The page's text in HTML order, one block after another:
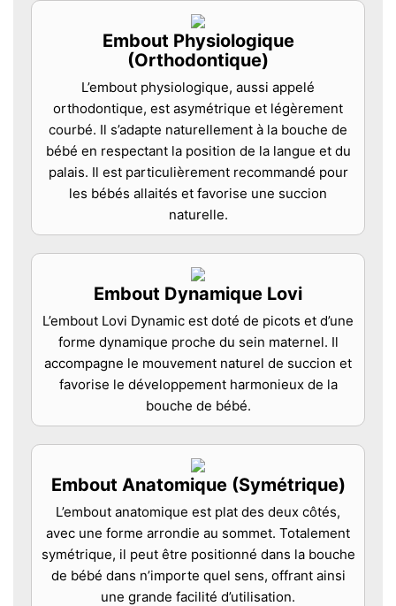
Embout Physiologique
(Orthodontique)
L’embout physiologique, aussi appelé
orthodontique, est asymétrique et légèrement
courbé. Il s’adapte naturellement à la bouche de
bébé en respectant la position de la langue et du
palais. Il est particulièrement recommandé pour
les bébés allaités et favorise une succion
naturelle.
Embout Dynamique Lovi
L’embout Lovi Dynamic est doté de picots et d’une
forme dynamique proche du sein maternel. Il
accompagne le mouvement naturel de succion et
favorise le développement harmonieux de la
bouche de bébé.
Embout Anatomique (Symétrique)
L’embout anatomique est plat des deux côtés,
avec une forme arrondie au sommet. Totalement
symétrique, il peut être positionné dans la bouche
de bébé dans n’importe quel sens, offrant ainsi
une grande facilité d’utilisation.